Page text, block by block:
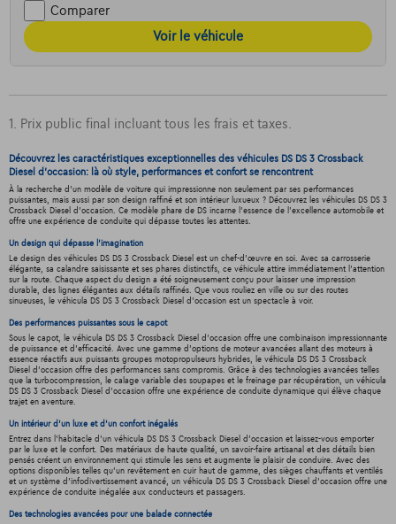
Comparer
Voir le véhicule
1. Prix public final incluant tous les frais et taxes.
Découvrez les caractéristiques exceptionnelles des véhicules DS DS 3 Crossback
Diesel d'occasion: là où style, performances et confort se rencontrent
À la recherche d'un modèle de voiture qui impressionne non seulement par ses performances
puissantes, mais aussi par son design raffiné et son intérieur luxueux ? Découvrez les véhicules DS DS 3
Crossback Diesel d'occasion. Ce modèle phare de DS incarne l'essence de l'excellence automobile et
offre une expérience de conduite qui dépasse toutes les attentes.
Un design qui dépasse l'imagination
Le design des véhicules DS DS 3 Crossback Diesel est un chef-d'œuvre en soi. Avec sa carrosserie
élégante, sa calandre saisissante et ses phares distinctifs, ce véhicule attire immédiatement l'attention
sur la route. Chaque aspect du design a été soigneusement conçu pour laisser une impression
durable, des lignes élégantes aux détails raffinés. Que vous rouliez en ville ou sur des routes
sinueuses, le véhicula DS DS 3 Crossback Diesel d'occasion est un spectacle à voir.
Des performances puissantes sous le capot
Sous le capot, le véhicula DS DS 3 Crossback Diesel d'occasion offre une combinaison impressionnante
de puissance et d'efficacité. Avec une gamme d'options de moteur avancées allant des moteurs à
essence réactifs aux puissants groupes motopropulseurs hybrides, le véhicula DS DS 3 Crossback
Diesel d'occasion offre des performances sans compromis. Grâce à des technologies avancées telles
que la turbocompression, le calage variable des soupapes et le freinage par récupération, un véhicula
DS DS 3 Crossback Diesel d'occasion offre une expérience de conduite dynamique qui élève chaque
trajet en aventure.
Un intérieur d’un luxe et d’un confort inégalés
Entrez dans l'habitacle d'un véhicula DS DS 3 Crossback Diesel d'occasion et laissez-vous emporter
par le luxe et le confort. Des matériaux de haute qualité, un savoir-faire artisanal et des détails bien
pensés créent un environnement qui stimule les sens et augmente le plaisir de conduire. Avec des
options disponibles telles qu'un revêtement en cuir haut de gamme, des sièges chauffants et ventilés
et un système d'infodivertissement avancé, un véhicula DS DS 3 Crossback Diesel d'occasion offre une
expérience de conduite inégalée aux conducteurs et passagers.
Des technologies avancées pour une balade connectée